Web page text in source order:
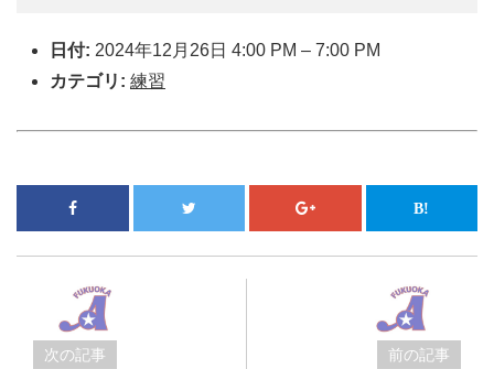
日付: 2024年12月26日 4:00 PM – 7:00 PM
カテゴリ: 練習
次の記事
前の記事